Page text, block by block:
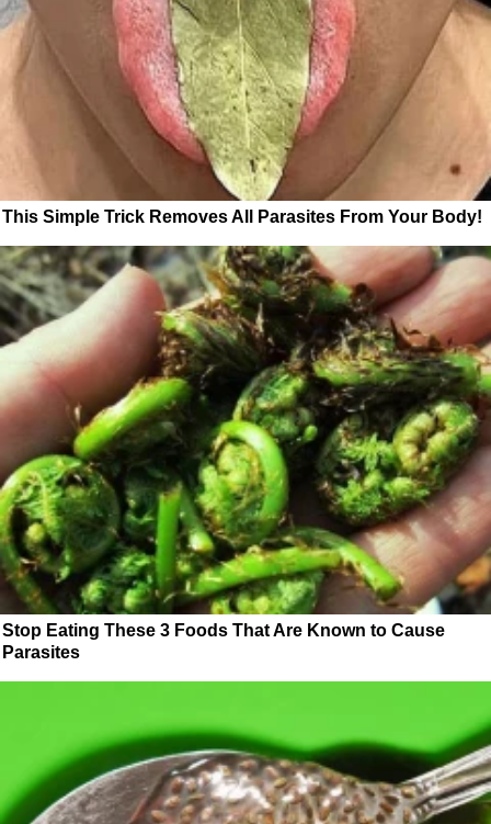
This Simple Trick Removes All Parasites From Your Body!
Stop Eating These 3 Foods That Are Known to Cause
Parasites